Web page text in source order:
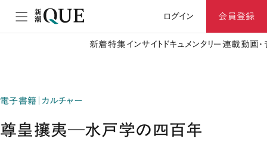
ログイン 会員登録
新着特集 インサイト ドキュメンタリー 連載動画
電子書籍｜カルチャー
尊皇攘夷―水戸学の四百年